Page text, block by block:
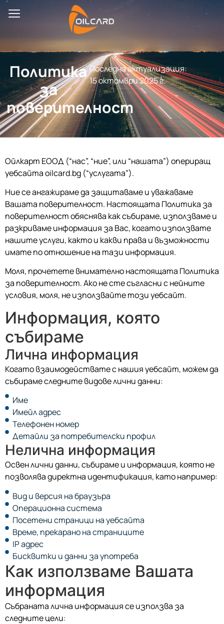
Политика
за
поверителност
Последна актуализация:
15 октомври 2025 г.
Ойлкарт ЕООД (“нас”, “ние”, или “нашата”) опериращ
уебсайта oilcard.bg (“услугата”).
Ние се ангажираме да защитаваме и уважаваме
Вашата поверителност. Настоящата Политика за
поверителност обяснява как събираме, използваме и
разкриваме информация за Вас, когато използвате
нашите услуги, както и какви права и възможности
имате по отношение на тази информация.
Моля, прочетете внимателно настоящата Политика
за поверителност. Ако не сте съгласни с нейните
условия, моля, не използвайте този уебсайт.
Информация, която
събираме
Лична информация
Когато взаимодействате с нашия уебсайт, можем да
събираме следните видове лични данни:
Име
Имейл адрес
Телефонен номер
Детайли за потребителски профил
Нелична информация
Освен лични данни, събираме и информация, която не
позволява директна идентификация, като например:
Вид и версия на браузъра
Операционна система
Посетени страници на уебсайта
Време, прекарано на страниците
IP адрес
Бисквитки и данни за употреба
Как използваме Вашата
информация
Събраната лична информация се използва за
следните цели: